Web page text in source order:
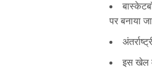
पर बनाया
इस खेल